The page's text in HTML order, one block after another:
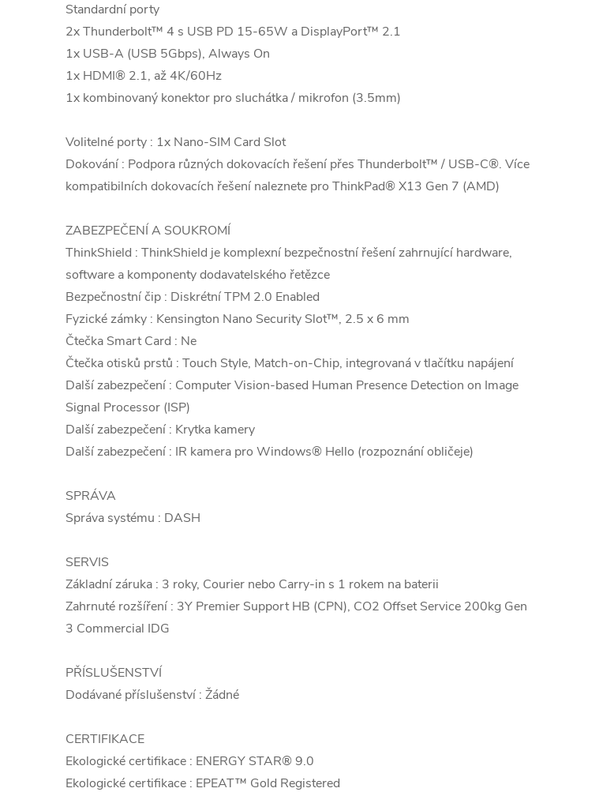
Standardní porty
2x Thunderbolt™ 4 s USB PD 15-65W a DisplayPort™ 2.1
1x USB-A (USB 5Gbps), Always On
1x HDMI® 2.1, až 4K/60Hz
1x kombinovaný konektor pro sluchátka / mikrofon (3.5mm)
Volitelné porty : 1x Nano-SIM Card Slot
Dokování : Podpora různých dokovacích řešení přes Thunderbolt™ / USB-C®. Více
kompatibilních dokovacích řešení naleznete pro ThinkPad® X13 Gen 7 (AMD)
ZABEZPEČENÍ A SOUKROMÍ
ThinkShield : ThinkShield je komplexní bezpečnostní řešení zahrnující hardware,
software a komponenty dodavatelského řetězce
Bezpečnostní čip : Diskrétní TPM 2.0 Enabled
Fyzické zámky : Kensington Nano Security Slot™, 2.5 x 6 mm
Čtečka Smart Card : Ne
Čtečka otisků prstů : Touch Style, Match-on-Chip, integrovaná v tlačítku napájení
Další zabezpečení : Computer Vision-based Human Presence Detection on Image
Signal Processor (ISP)
Další zabezpečení : Krytka kamery
Další zabezpečení : IR kamera pro Windows® Hello (rozpoznání obličeje)
SPRÁVA
Správa systému : DASH
SERVIS
Základní záruka : 3 roky, Courier nebo Carry-in s 1 rokem na baterii
Zahrnuté rozšíření : 3Y Premier Support HB (CPN), CO2 Offset Service 200kg Gen
3 Commercial IDG
PŘÍSLUŠENSTVÍ
Dodávané příslušenství : Žádné
CERTIFIKACE
Ekologické certifikace : ENERGY STAR® 9.0
Ekologické certifikace : EPEAT™ Gold Registered